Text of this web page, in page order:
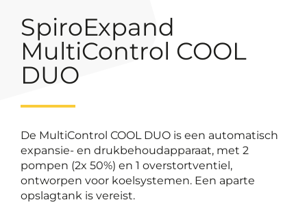
SpiroExpand
MultiControl COOL
DUO
De MultiControl COOL DUO is een automatisch
expansie- en drukbehoudapparaat, met 2
pompen (2x 50%) en 1 overstortventiel,
ontworpen voor koelsystemen. Een aparte
opslagtank is vereist.